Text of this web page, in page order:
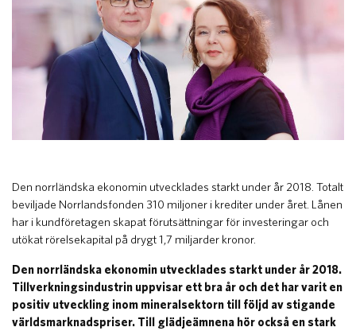
Den norrländska ekonomin utvecklades starkt under år 2018. Totalt
beviljade Norrlandsfonden 310 miljoner i krediter under året. Lånen
har i kundföretagen skapat förutsättningar för investeringar och
utökat rörelsekapital på drygt 1,7 miljarder kronor.
Den norrländska ekonomin utvecklades starkt under år 2018.
Tillverkningsindustrin uppvisar ett bra år och det har varit en
positiv utveckling inom mineralsektorn till följd av stigande
världsmarknadspriser. Till glädjeämnena hör också en stark